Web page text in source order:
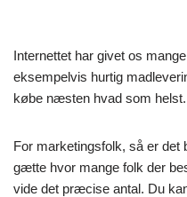
Internettet har givet os
eksempelvis hurtig
købe næsten hvad som helst.
For marketingsfolk, så er det
gætte hvor mange folk der
vide det præcise antal. Du